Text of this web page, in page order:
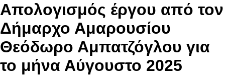
Απολογισμός έργου από τον
Δήμαρχο Αμαρουσίου
Θεόδωρο Αμπατζόγλου για
το μήνα Αύγουστο 2025